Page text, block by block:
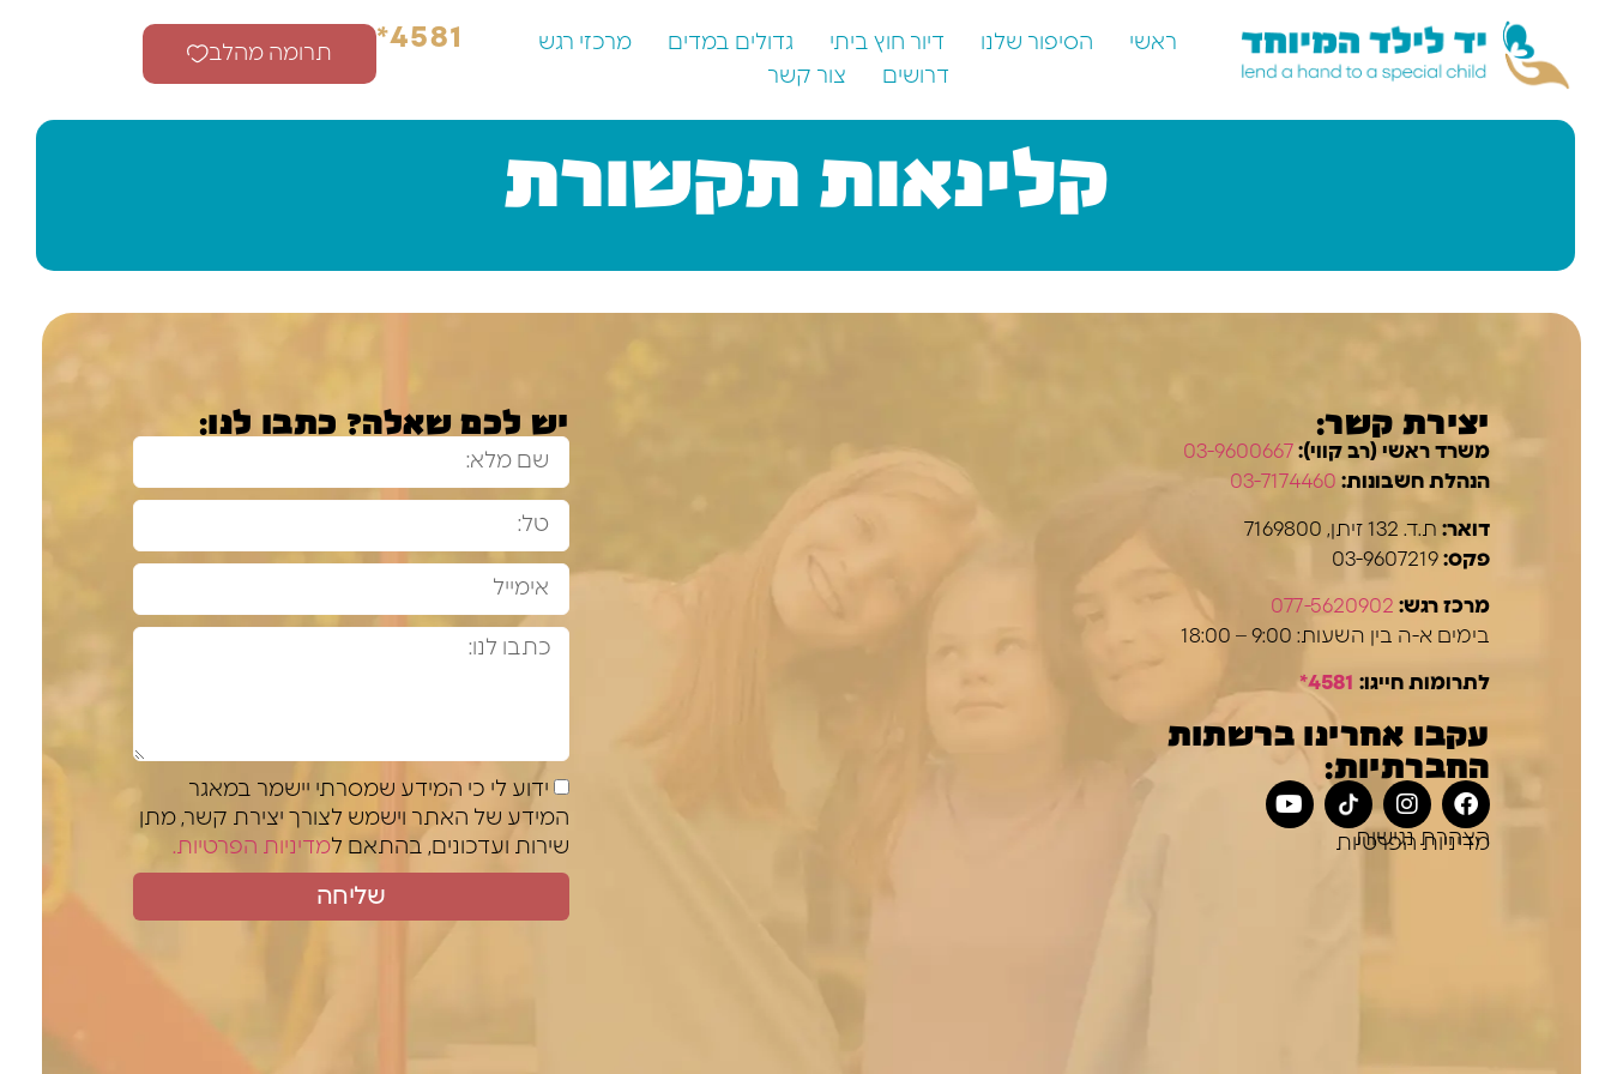
ראשי הסיפור שלנו דיור חוץ ביתי גדולים במדים
מרכזי רגש
דרושים
צור קשר
4581*
תרומה מהלב
קלינאות תקשורת
יצירת קשר:
משרד ראשי (רב קווי):03-9600667
הנהלת חשבונות: 03-7174460
דואר: ת.ד. 132 זיתן, 7169800
פקס: 03-9607219
מרכז רגש: 077-5620902
בימים א-ה בין השעות: 9:00 – 18:00
לתרומות חייגו: 4581*
עקבו אחרינו ברשתות
החברתיות:
הצהרת נגישות
מדיניות הפרטיות
יש לכם שאלה? כתבו לנו:
ידוע לי כי המידע שמסרתי יישמר במאגר
המידע של האתר וישמש לצורך יצירת קשר, מתן
שירות ועדכונים, בהתאם למדיניות הפרטיות.
שליחה